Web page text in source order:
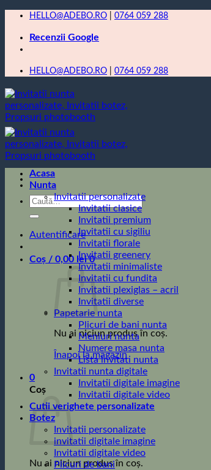
Skip
content
HELLO@ADEBO.RO 0764 059 288
Recenzii Google
HELLO@ADEBO.RO 0764 059 288
Caută
Autentificare
Coș / 0,00 lei 0
Nu ai niciun produs în coș.
Înapoi la magazin
0
Coș
Nu ai niciun produs în coș.
Acasa
Nunta
Invitatii personalizate
Invitatii clasice
Invitatii premium
Invitatii cu sigiliu
Invitatii florale
Invitatii greenery
Invitatii minimaliste
Invitatii cu fundita
Invitatii plexiglas – acril
Invitatii diverse
Papetarie nunta
Plicuri de bani nunta
Meniuri nunta
Numere masa nunta
Lista invitati nunta
Invitatii nunta digitale
Invitatii digitale imagine
Invitatii digitale video
Cutii verighete personalizate
Botez
Invitatii personalizate
invitatii digitale imagine
Invitatii digitale video
Plicuri de bani